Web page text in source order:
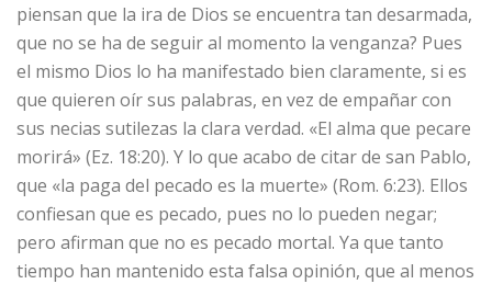
piensan que la ira de Dios se encuentra tan desarmada,
que no se ha de seguir al momento la venganza? Pues
el mismo Dios lo ha manifestado bien claramente, si es
que quieren oír sus palabras, en vez de empañar con
sus necias sutilezas la clara verdad. «El alma que pecare
morirá» (Ez. 18:20). Y lo que acabo de citar de san Pablo,
que «la paga del pecado es la muerte» (Rom. 6:23). Ellos
confiesan que es pecado, pues no lo pueden negar;
pero afirman que no es pecado mortal. Ya que tanto
tiempo han mantenido esta falsa opinión, que al menos